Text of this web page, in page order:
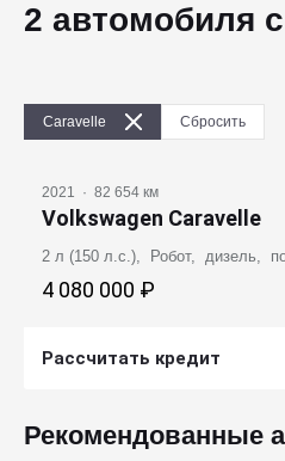
2 автомобиля
Caravelle Сбросить
2021 · 82 654 км
Volkswagen Caravelle
2 л (150 л.с.), Робот, дизель,
4 080 000 ₽
Рассчитать кредит
Рекомендованные